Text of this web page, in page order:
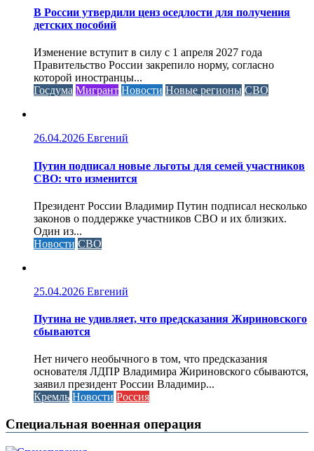
В России утвердили ценз оседлости для получения
детских пособий
Изменение вступит в силу с 1 апреля 2027 года
Правительство России закрепило норму, согласно
которой иностранцы...
Госдума Мигрант Новости Новые регионы СВО
26.04.2026 Евгений
Путин подписал новые льготы для семей участников
СВО: что изменится
Президент России Владимир Путин подписал несколько
законов о поддержке участников СВО и их близких.
Один из...
Новости СВО
25.04.2026 Евгений
Путина не удивляет, что предсказания Жириновского
сбываются
Нет ничего необычного в том, что предсказания
основателя ЛДПР Владимира Жириновского сбываются,
заявил президент России Владимир...
Кремль Новости Россия
Специальная военная операция